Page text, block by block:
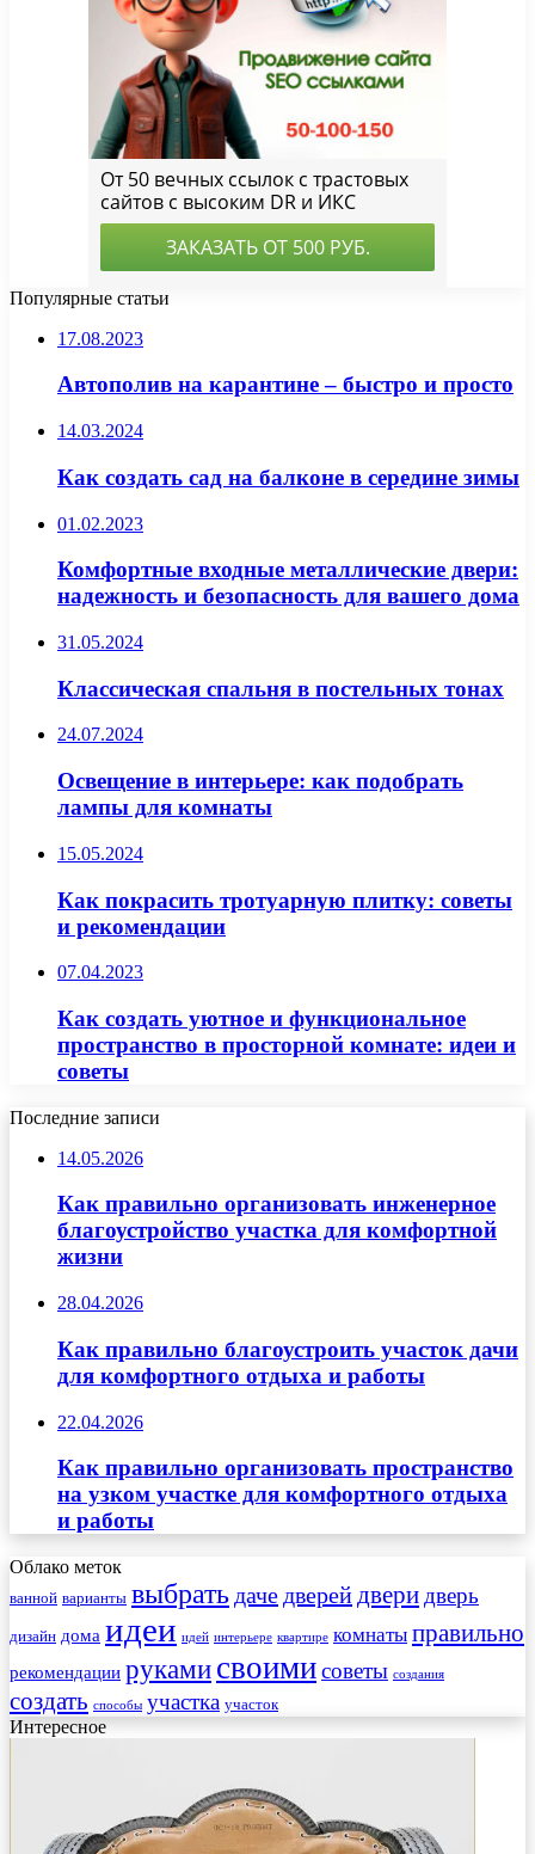
Популярные статьи
17.08.2023
Автополив на карантине – быстро и просто
14.03.2024
Как создать сад на балконе в середине зимы
01.02.2023
Комфортные входные металлические двери:
надежность и безопасность для вашего дома
31.05.2024
Классическая спальня в постельных тонах
24.07.2024
Освещение в интерьере: как подобрать
лампы для комнаты
15.05.2024
Как покрасить тротуарную плитку: советы
и рекомендации
07.04.2023
Как создать уютное и функциональное
пространство в просторной комнате: идеи и
советы
Последние записи
14.05.2026
Как правильно организовать инженерное
благоустройство участка для комфортной
жизни
28.04.2026
Как правильно благоустроить участок дачи
для комфортного отдыха и работы
22.04.2026
Как правильно организовать пространство
на узком участке для комфортного отдыха
и работы
Облако меток
ванной варианты выбрать даче дверейдвери дверь
дизайн дома идеи идей интерьере квартире комнаты правильно
рекомендации руками своимисоветы создания
создать способы участка участок
Интересное